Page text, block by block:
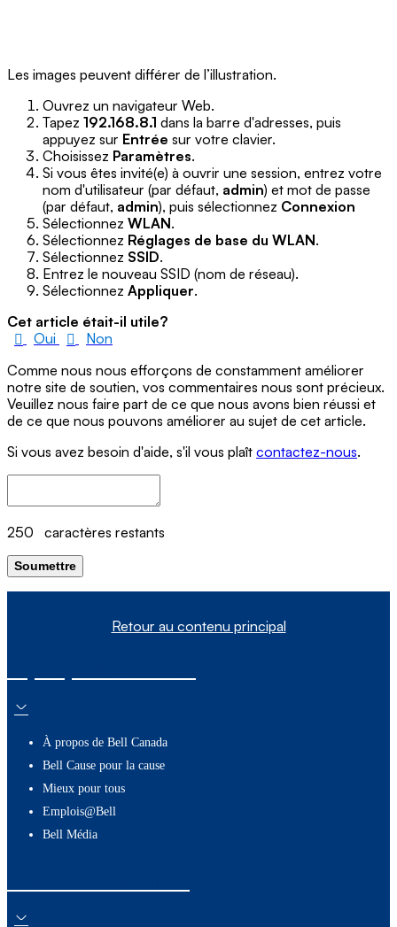
Les images peuvent différer de l’illustration.
Ouvrez un navigateur Web.
Tapez 192.168.8.1 dans la barre d'adresses, puis
appuyez sur Entrée sur votre clavier.
Choisissez Paramètres.
Si vous êtes invité(e) à ouvrir une session, entrez votre
nom d'utilisateur (par défaut, admin) et mot de passe
(par défaut, admin), puis sélectionnez Connexion
Sélectionnez WLAN.
Sélectionnez Réglages de base du WLAN.
Sélectionnez SSID.
Entrez le nouveau SSID (nom de réseau).
Sélectionnez Appliquer.
Cet article était-il utile?
Oui
Non
Comme nous nous efforçons de constamment améliorer
notre site de soutien, vos commentaires nous sont précieux.
Veuillez nous faire part de ce que nous avons bien réussi et
de ce que nous pouvons améliorer au sujet de cet article.
Si vous avez besoin d'aide, s'il vous plaît contactez-nous.
250 caractères restants
Soumettre
Retour au contenu principal
À propos de Bell Canada
Bell Cause pour la cause
Mieux pour tous
Emplois@Bell
Bell Média